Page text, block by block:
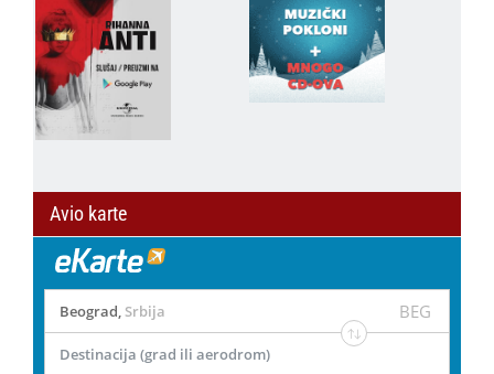
Avio karte
Beograd, Srbija BEG
Destinacija (grad ili aerodrom)